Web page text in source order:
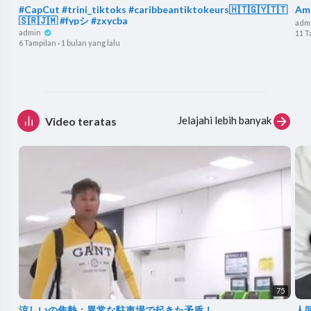
#CapCut #trini_tiktoks #caribbeantiktokeurs🇭🇹🇬🇾🇹🇹
🇸🇷🇯🇲 #fypシ #zxycba
admin
6 Tampilan · 1 bulan yang lalu
11
Video teratas Jelajahi lebih banyak
75